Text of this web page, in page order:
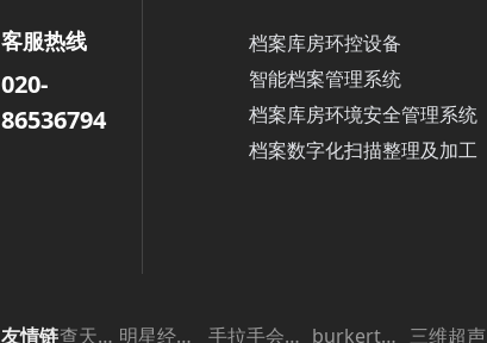
客服热线
020-
86536794
档案库房环控设备
智能档案管理系统
档案库房环境安全管理系统
档案数字化扫描整理及加工
友情链 查天气网 明星经纪公司 手拉手会议系统 burkert电磁阀